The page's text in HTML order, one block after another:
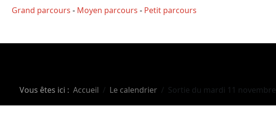
Grand parcours - Moyen parcours - Petit parcours
Vous êtes ici : Accueil Le calendrier Sortie du mardi 11 novembre